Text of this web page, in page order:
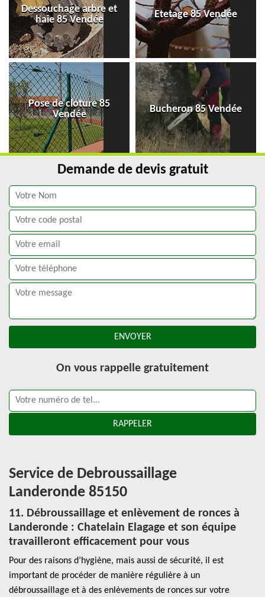
Dessouchage arbre et
haie 85 Vendée
Etetage 85 Vendée
Pose de cloture 85
Vendée
Bucheron 85 Vendée
Demande de devis gratuit
On vous rappelle gratuitement
Service de Debroussaillage
Landeronde 85150
11. Débroussaillage et enlèvement de ronces à
Landeronde : Chatelain Elagage et son équipe
travailleront efficacement pour vous
Pour des raisons d’hygiène, mais aussi de sécurité, il est
important de procéder de manière régulière à un
débroussaillage et à des enlèvements de ronces sur votre